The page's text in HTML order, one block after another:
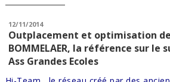
12/11/2014
Outplacement et optimisation
BOMMELAER, la référence sur
Ass Grandes Ecoles